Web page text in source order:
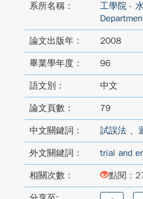
系所名稱：
工學院 -
論文出版年： 2008
畢業學年度： 96
語文別： 中文
論文頁數： 79
中文關鍵詞： 試誤法、
外文關鍵詞： trial and
相關次數： 點閱：